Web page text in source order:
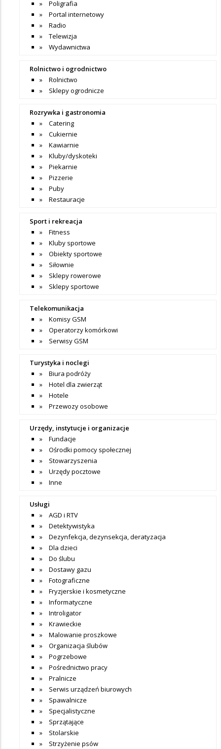
Poligrafia
Portal internetowy
Radio
Telewizja
Wydawnictwa
Rolnictwo i ogrodnictwo
Rolnictwo
Sklepy ogrodnicze
Rozrywka i gastronomia
Catering
Cukiernie
Kawiarnie
Kluby/dyskoteki
Piekarnie
Pizzerie
Puby
Restauracje
Sport i rekreacja
Fitness
Kluby sportowe
Obiekty sportowe
Siłownie
Sklepy rowerowe
Sklepy sportowe
Telekomunikacja
Komisy GSM
Operatorzy komórkowi
Serwisy GSM
Turystyka i noclegi
Biura podróży
Hotel dla zwierząt
Hotele
Przewozy osobowe
Urzędy, instytucje i organizacje
Fundacje
Ośrodki pomocy społecznej
Stowarzyszenia
Urzędy pocztowe
Inne
Usługi
AGD i RTV
Detektywistyka
Dezynfekcja, dezynsekcja, deratyzacja
Dla dzieci
Do ślubu
Dostawy gazu
Fotograficzne
Fryzjerskie i kosmetyczne
Informatyczne
Introligator
Krawieckie
Malowanie proszkowe
Organizacja ślubów
Pogrzebowe
Pośrednictwo pracy
Pralnicze
Serwis urządzeń biurowych
Spawalnicze
Specjalistyczne
Sprzątające
Stolarskie
Strzyżenie psów